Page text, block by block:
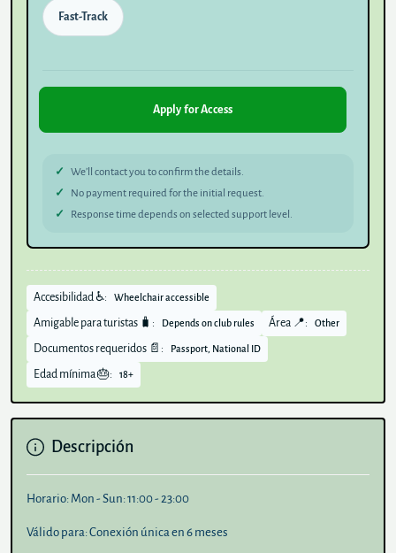
Fast-Track
Apply for Access
We’ll contact you to confirm the details.
No payment required for the initial request.
Response time depends on selected support level.
Accesibilidad ♿: Wheelchair accessible
Amigable para turistas 🧳: Depends on club rules Área 📍: Other
Documentos requeridos 📄: Passport, National ID
Edad mínima 🎂: 18+
Descripción
Horario: Mon - Sun: 11:00 - 23:00
Válido para:Conexión única en 6 meses